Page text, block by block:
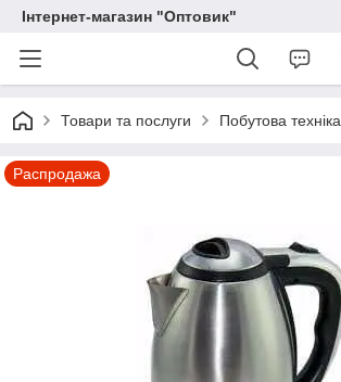
Інтернет-магазин "Оптовик"
Товари та послуги Побутова техніка
Распродажа